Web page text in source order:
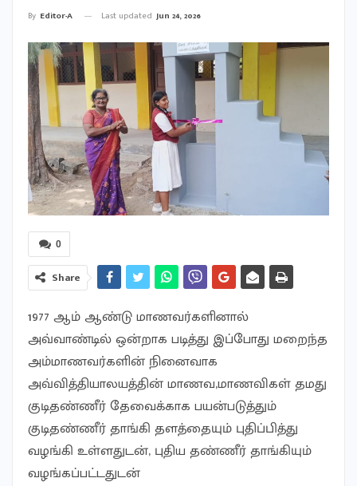
By Editor-A Last updated Jun 24, 2026
0
Share
1977 ஆம் ஆண்டு மாணவர்களினால்
அவ்வாண்டில் ஒன்றாக படித்து இப்போது மறைந்த
அம்மாணவர்களின் நினைவாக
அவ்வித்தியாலயத்தின் மாணவ,மாணவிகள் தமது
குடிதண்ணீர் தேவைக்காக பயன்படுத்தும்
குடிதண்ணீர் தாங்கி தளத்தையும் புதிப்பித்து
வழங்கி உள்ளதுடன், புதிய தண்ணீர் தாங்கியும்
வழங்கப்பட்டதுடன்